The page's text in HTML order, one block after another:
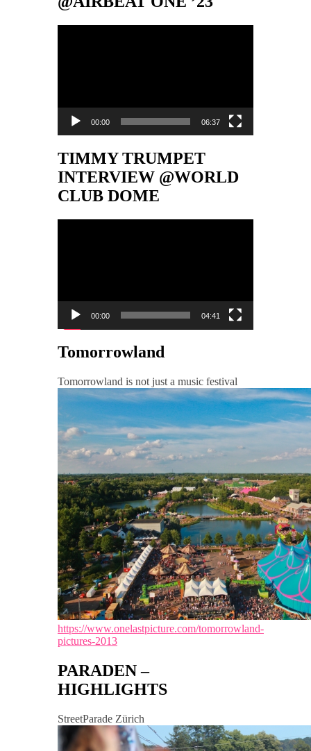
00:00 06:37
TIMMY TRUMPET
INTERVIEW @WORLD
CLUB DOME
00:00 04:41
Tomorrowland
Tomorrowland is not just a music festival
https://www.onelastpicture.com/tomorrowland-
pictures-2013
PARADEN –
HIGHLIGHTS
StreetParade Zürich